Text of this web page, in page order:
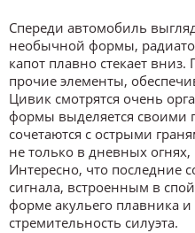
Спереди автомобиль
необычной формы,
капот плавно стекает
прочие элементы,
Цивик смотрятся очень
формы выделяется своими
сочетаются с острыми
не только в дневных
Интересно, что последние
сигнала, встроенным в
форме акульего плавника
стремительность силуэта.